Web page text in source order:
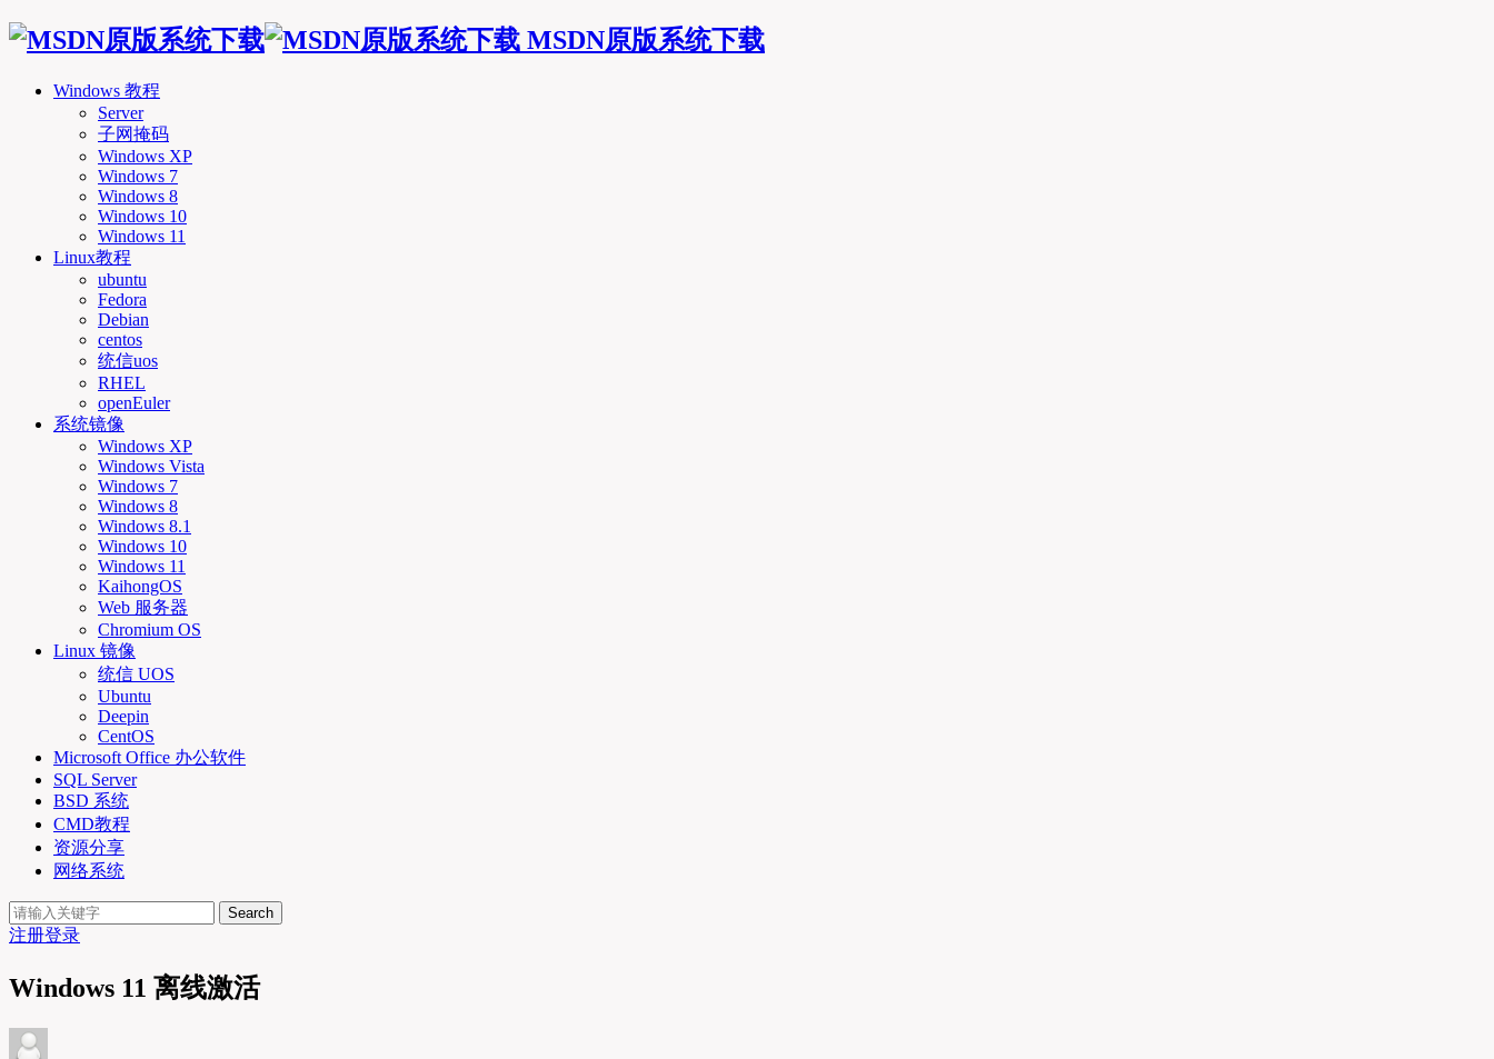
MSDN原版系统下载
Windows 教程
Server
子网掩码
Windows XP
Windows 7
Windows 8
Windows 10
Windows 11
Linux教程
ubuntu
Fedora
Debian
centos
统信uos
RHEL
openEuler
系统镜像
Windows XP
Windows Vista
Windows 7
Windows 8
Windows 8.1
Windows 10
Windows 11
KaihongOS
Web 服务器
Chromium OS
Linux 镜像
统信 UOS
Ubuntu
Deepin
CentOS
Microsoft Office 办公软件
SQL Server
BSD 系统
CMD教程
资源分享
网络系统
Search
注册登录
Windows 11 离线激活